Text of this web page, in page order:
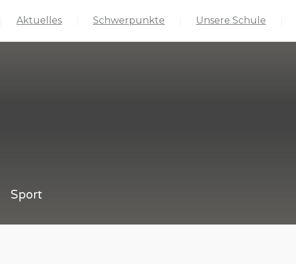
Aktuelles Schwerpunkte Unsere Schule
Sport